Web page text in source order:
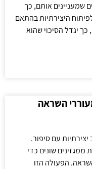
שמעניינים אותם, כך
היצירתיות בהתאם
יגדל הסיכוי שהוא
השראה
יצירתיות עם סיפור.
שונים כדי
הפעולה הזו